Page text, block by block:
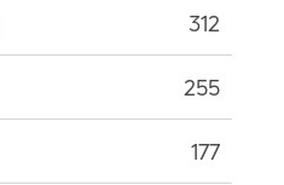
312
255
177